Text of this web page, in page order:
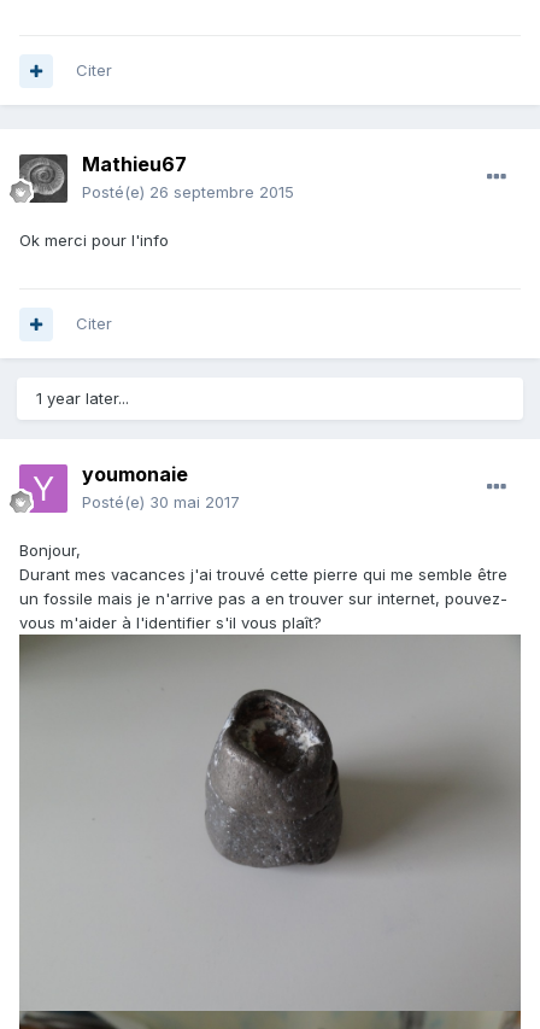
Citer
Mathieu67
Posté(e) 26 septembre 2015
Ok merci pour l'info
Citer
1 year later...
youmonaie
Posté(e) 30 mai 2017
Bonjour,
Durant mes vacances j'ai trouvé cette pierre qui me semble être
un fossile mais je n'arrive pas a en trouver sur internet, pouvez-
vous m'aider à l'identifier s'il vous plaît?